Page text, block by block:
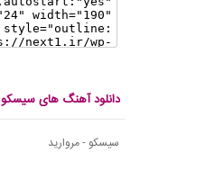
دانلود آهنگ های سیسکو
سیسکو - مروارید